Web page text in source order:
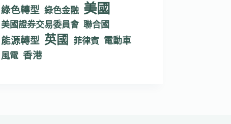
綠色轉型 綠色金融 美國
美國證券交易委員會 聯合國
能源轉型 英國 菲律賓 電動車
風電 香港